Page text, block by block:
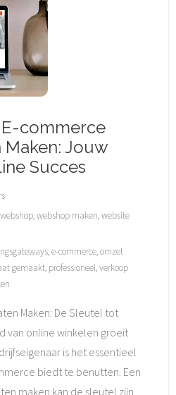
commerce
Jouw
Succes
,webshop maken,website
,e-commerce,omzet
gemaakt, professioneel,verkoop
Maken: De Sleutel tot
van online winkelen groeit
is het essentieel
biedt te benutten. Een
maken kan de sleutel zijn